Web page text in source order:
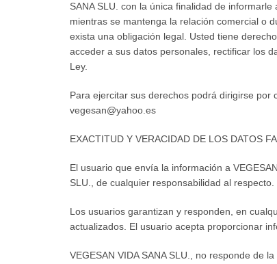
SANA SLU. con la única finalidad de
mientras se mantenga la relación comercial o
exista una obligación legal. Usted tiene
acceder a sus datos personales, rectificar los
Ley.
Para ejercitar sus derechos podrá dirigirse
vegesan@yahoo.es
EXACTITUD Y VERACIDAD DE LOS DATOS
El usuario que envía la información a
SLU., de cualquier responsabilidad al respecto.
Los usuarios garantizan y responden, en
actualizados. El usuario acepta proporcionar
VEGESAN VIDA SANA SLU., no responde de